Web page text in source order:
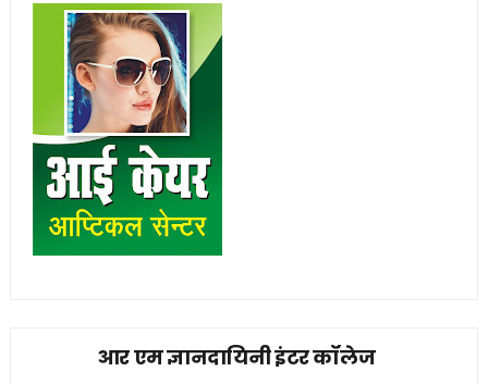
आर एम ज्ञानदायिनी इंटर कॉलेज